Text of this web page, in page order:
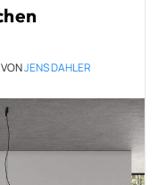
VONJENS DAHLER